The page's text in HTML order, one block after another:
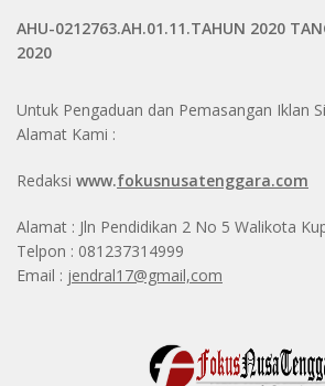
AHU-0212763.AH.01.11.TAHUN 2020
2020
Untuk Pengaduan dan Pemasangan Iklan
Alamat Kami :
Redaksi www.fokusnusatenggara.com
Alamat : Jln Pendidikan 2 No 5 Walikota
Telpon : 081237314999
Email : jendral17@gmail,com